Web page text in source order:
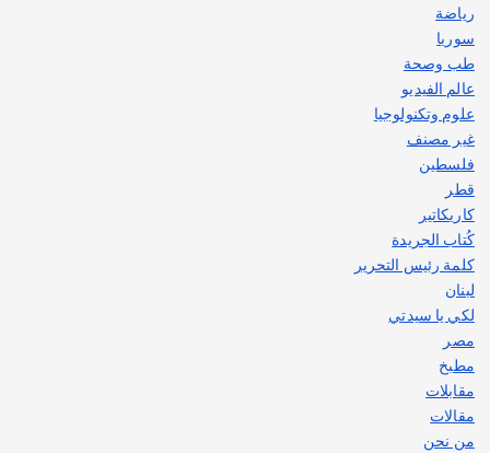
رياضة
سوريا
طب وصحة
عالم الفيديو
علوم وتكنولوجيا
غير مصنف
فلسطين
قطر
كاريكاتير
كُتاب الجريدة
كلمة رئيس التحرير
لبنان
لكي يا سيدتي
مصر
مطبخ
مقابلات
مقالات
من نحن